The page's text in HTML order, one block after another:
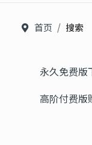
首页 搜索
永久免费版
高阶付费版